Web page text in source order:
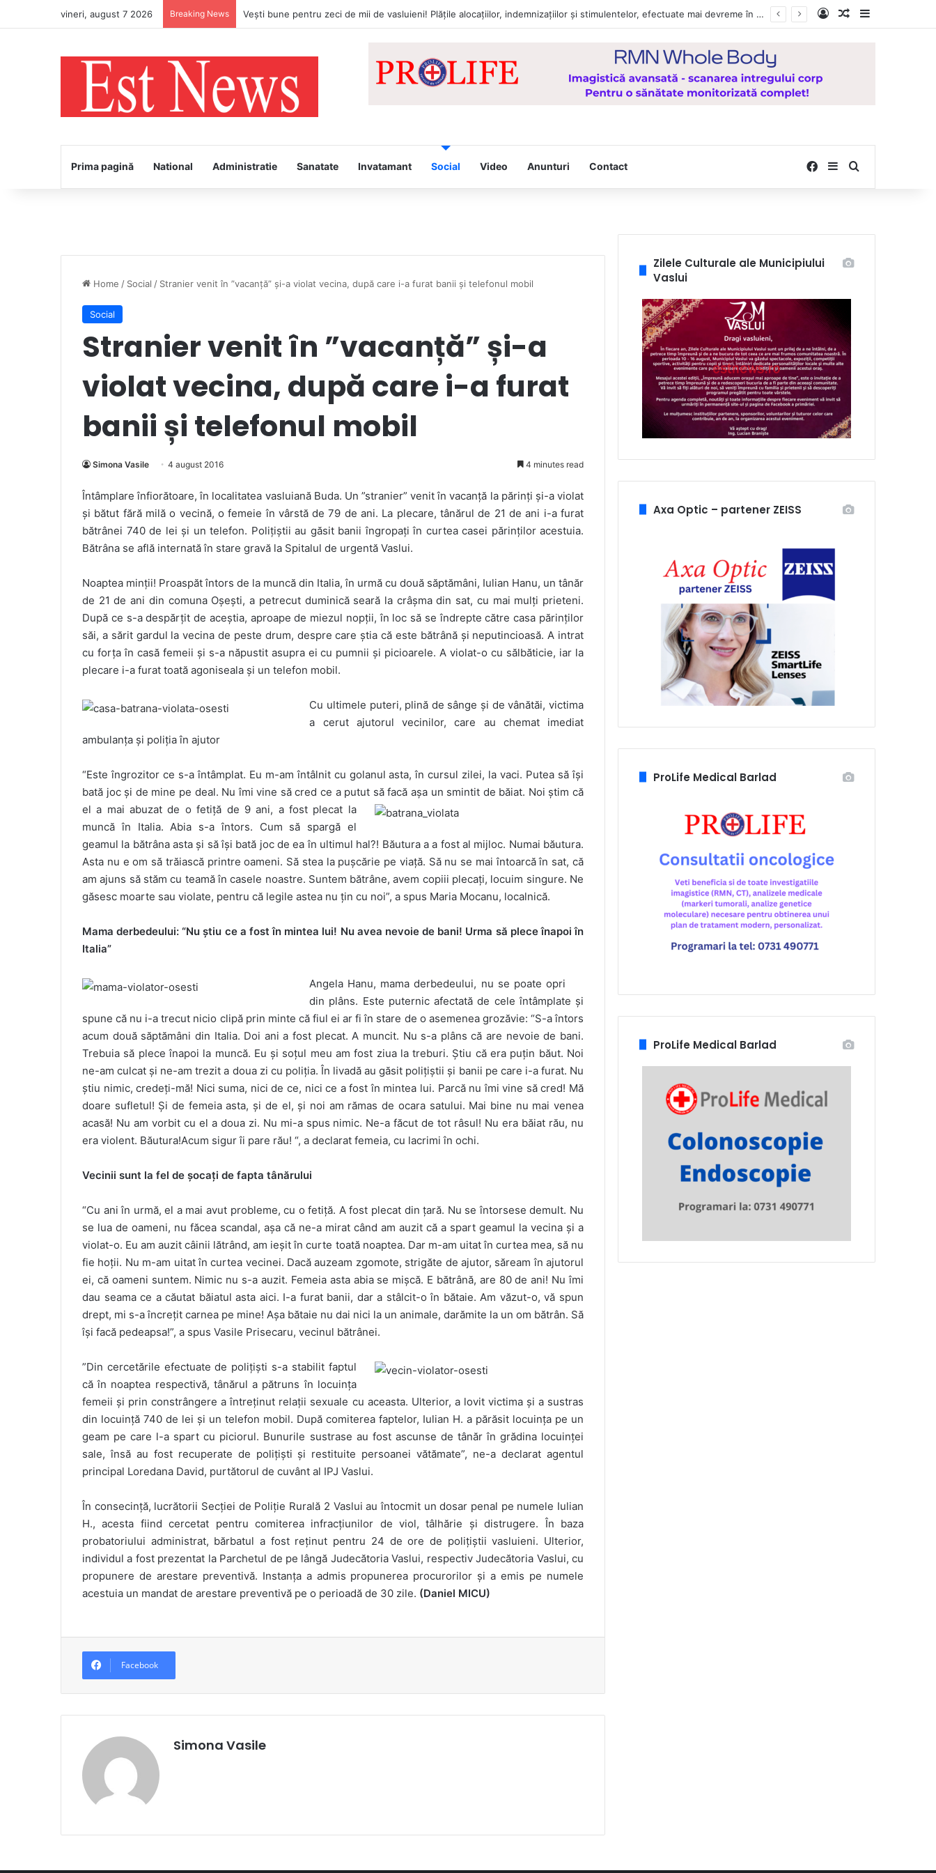
vineri, august 7 2026 Breaking News Vești bune pentru zeci de mii de vasluieni! Plățile alocațiilor, indemnizațiilor și stimulentelor, efectuate mai devreme în luna august 2026 Log InRandom Article
Prima pagină National Administratie Sanatate Invatamant Social Video Anunturi Contact Facebook
SidebarSearch for
Home / Social / Stranier venit în ”vacanță” și-a violat vecina, după care i-a furat banii și telefonul mobil
Social
Stranier venit în ”vacanță” și-a
violat vecina, după care i-a furat
banii și telefonul mobil
Simona Vasile 4 august 2016 4 minutes read
Întâmplare înfiorătoare, în localitatea vasluiană Buda. Un ”stranier” venit în vacanță la părinți și-a violat
și bătut fără milă o vecină, o femeie în vârstă de 79 de ani. La plecare, tânărul de 21 de ani i-a furat
bătrânei 740 de lei și un telefon. Polițiștii au găsit banii îngropați în curtea casei părinților acestuia.
Bătrâna se află internată în stare gravă la Spitalul de urgentă Vaslui.
Noaptea minții! Proaspăt întors de la muncă din Italia, în urmă cu două săptămâni, Iulian Hanu, un tânăr
de 21 de ani din comuna Oșești, a petrecut duminică seară la crâșma din sat, cu mai mulți prieteni.
După ce s-a despărțit de aceștia, aproape de miezul nopții, în loc să se îndrepte către casa părinților
săi, a sărit gardul la vecina de peste drum, despre care știa că este bătrână și neputincioasă. A intrat
cu forța în casă femeii și s-a năpustit asupra ei cu pumnii și picioarele. A violat-o cu sălbăticie, iar la
plecare i-a furat toată agoniseala și un telefon mobil.
Cu ultimele puteri, plină de sânge și de vânătăi, victima
a cerut ajutorul vecinilor, care au chemat imediat
ambulanța și poliția în ajutor
“Este îngrozitor ce s-a întâmplat. Eu m-am întâlnit cu golanul asta, în cursul zilei, la vaci. Putea să își
bată joc și de mine pe deal. Nu îmi vine să cred ce a putut să facă așa un smintit de băiat. Noi știm că
el a mai abuzat de o fetiță de 9 ani, a fost plecat la
muncă în Italia. Abia s-a întors. Cum să spargă el
geamul la bătrâna asta și să își bată joc de ea în ultimul hal?! Băutura a a fost al mijloc. Numai băutura.
Asta nu e om să trăiască printre oameni. Să stea la pușcărie pe viață. Să nu se mai întoarcă în sat, că
am ajuns să stăm cu teamă în casele noastre. Suntem bătrâne, avem copiii plecați, locuim singure. Ne
găsesc moarte sau violate, pentru că legile astea nu țin cu noi”, a spus Maria Mocanu, localnică.
Mama derbedeului: “Nu știu ce a fost în mintea lui! Nu avea nevoie de bani! Urma să plece înapoi în
Italia”
Angela Hanu, mama derbedeului, nu se poate opri
din plâns. Este puternic afectată de cele întâmplate și
spune că nu i-a trecut nicio clipă prin minte că fiul ei ar fi în stare de o asemenea grozăvie: “S-a întors
acum două săptămâni din Italia. Doi ani a fost plecat. A muncit. Nu s-a plâns că are nevoie de bani.
Trebuia să plece înapoi la muncă. Eu și soțul meu am fost ziua la treburi. Știu că era puțin băut. Noi
ne-am culcat și ne-am trezit a doua zi cu poliția. În livadă au găsit polițiștii și banii pe care i-a furat. Nu
știu nimic, credeți-mă! Nici suma, nici de ce, nici ce a fost în mintea lui. Parcă nu îmi vine să cred! Mă
doare sufletul! Și de femeia asta, și de el, și noi am rămas de ocara satului. Mai bine nu mai venea
acasă! Nu am vorbit cu el a doua zi. Nu mi-a spus nimic. Ne-a făcut de tot râsul! Nu era băiat rău, nu
era violent. Băutura!Acum sigur îi pare rău! “, a declarat femeia, cu lacrimi în ochi.
Vecinii sunt la fel de șocați de fapta tânărului
“Cu ani în urmă, el a mai avut probleme, cu o fetiță. A fost plecat din țară. Nu se întorsese demult. Nu
se lua de oameni, nu făcea scandal, așa că ne-a mirat când am auzit că a spart geamul la vecina și a
violat-o. Eu am auzit câinii lătrând, am ieșit în curte toată noaptea. Dar m-am uitat în curtea mea, să nu
fie hoții. Nu m-am uitat în curtea vecinei. Dacă auzeam zgomote, strigăte de ajutor, săream în ajutorul
ei, că oameni suntem. Nimic nu s-a auzit. Femeia asta abia se mișcă. E bătrână, are 80 de ani! Nu îmi
dau seama ce a căutat băiatul asta aici. I-a furat banii, dar a stâlcit-o în bătaie. Am văzut-o, vă spun
drept, mi s-a încrețit carnea pe mine! Așa bătaie nu dai nici la un animale, darămite la un om bătrân. Să
își facă pedeapsa!”, a spus Vasile Prisecaru, vecinul bătrânei.
”Din cercetările efectuate de polițiști s-a stabilit faptul
că în noaptea respectivă, tânărul a pătruns în locuința
femeii și prin constrângere a întreținut relații sexuale cu aceasta. Ulterior, a lovit victima și a sustras
din locuință 740 de lei și un telefon mobil. După comiterea faptelor, Iulian H. a părăsit locuința pe un
geam pe care l-a spart cu piciorul. Bunurile sustrase au fost ascunse de tânăr în grădina locuinței
sale, însă au fost recuperate de polițiști și restituite persoanei vătămate”, ne-a declarat agentul
principal Loredana David, purtătorul de cuvânt al IPJ Vaslui.
În consecință, lucrătorii Secției de Poliție Rurală 2 Vaslui au întocmit un dosar penal pe numele Iulian
H., acesta fiind cercetat pentru comiterea infracțiunilor de viol, tâlhărie și distrugere. În baza
probatoriului administrat, bărbatul a fost reținut pentru 24 de ore de polițiștii vasluieni. Ulterior,
individul a fost prezentat la Parchetul de pe lângă Judecătoria Vaslui, respectiv Judecătoria Vaslui, cu
propunere de arestare preventivă. Instanța a admis propunerea procurorilor și a emis pe numele
acestuia un mandat de arestare preventivă pe o perioadă de 30 zile. (Daniel MICU)
Facebook
Simona Vasile
Zilele Culturale ale Municipiului
Vaslui
Axa Optic – partener ZEISS
ProLife Medical Barlad
ProLife Medical Barlad